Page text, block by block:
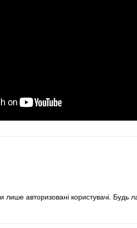
лише авторизовані користувачі. Будь